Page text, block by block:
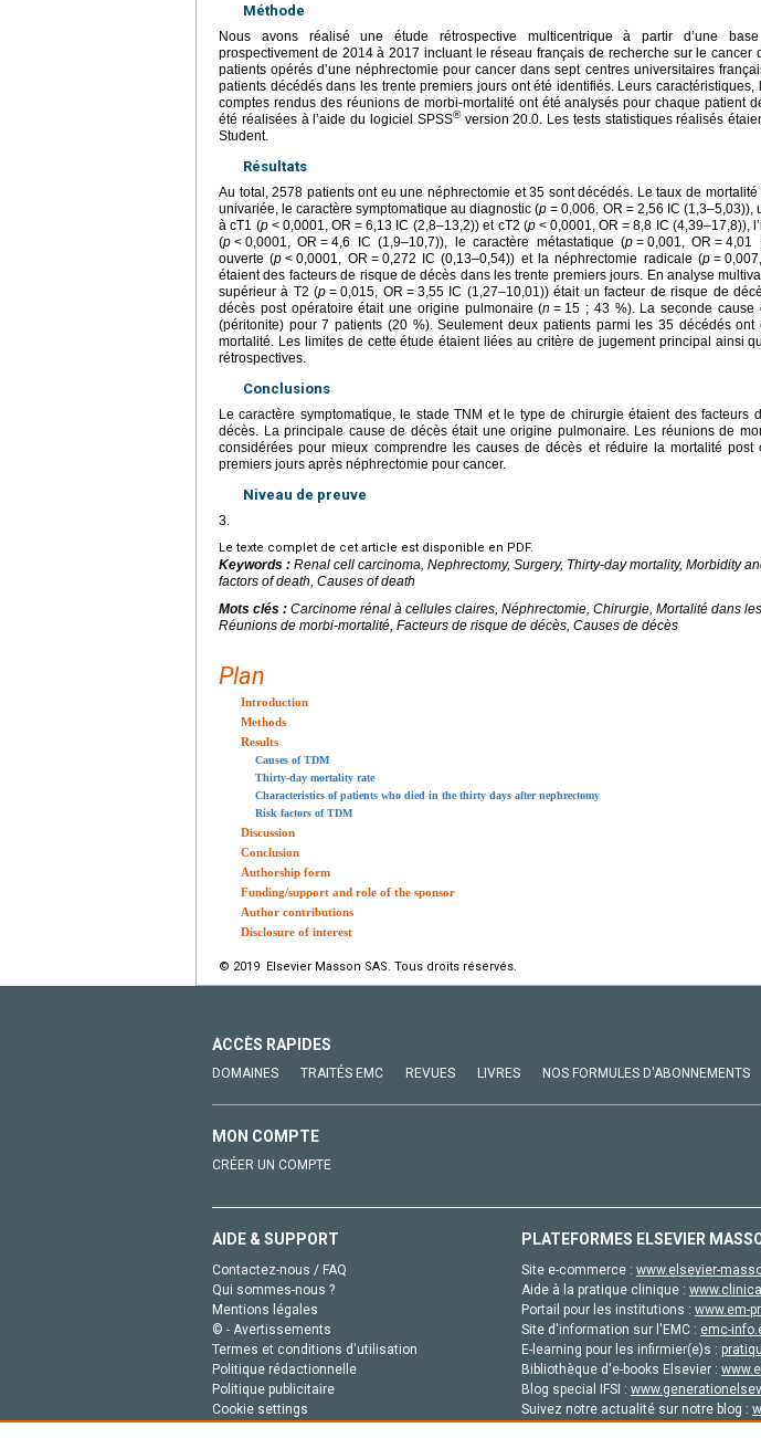
Méthode
Nous avons réalisé une étude rétrospective multicentrique à partir d’une
prospectivement de 2014 à 2017 incluant le réseau français de recherche sur le cancer
patients opérés d’une néphrectomie pour cancer dans sept centres universitaires
patients décédés dans les trente premiers jours ont été identifiés. Leurs
comptes rendus des réunions de morbi-mortalité ont été analysés pour chaque patient
été réalisées à l’aide du logiciel SPSS®version 20.0. Les tests statistiques réalisés
Student.
Résultats
Au total, 2578 patients ont eu une néphrectomie et 35 sont décédés. Le taux de
univariée, le caractère symptomatique au diagnostic (p = 0,006, OR = 2,56 IC (1,3–5,03)),
à cT1 (p < 0,0001, OR = 6,13 IC (2,8–13,2)) et cT2 (p < 0,0001, OR = 8,8 IC (4,39–17,8)),
(p < 0,0001, OR = 4,6 IC (1,9–10,7)), le caractère métastatique (p = 0,001, OR = 4,01
ouverte (p < 0,0001, OR = 0,272 IC (0,13–0,54)) et la néphrectomie radicale (p =
étaient des facteurs de risque de décès dans les trente premiers jours. En analyse
supérieur à T2 (p = 0,015, OR = 3,55 IC (1,27–10,01)) était un facteur de risque de
décès post opératoire était une origine pulmonaire (n = 15 ; 43 %). La seconde cause
(péritonite) pour 7 patients (20 %). Seulement deux patients parmi les 35 décédés
mortalité. Les limites de cette étude étaient liées au critère de jugement principal ainsi
rétrospectives.
Conclusions
Le caractère symptomatique, le stade TNM et le type de chirurgie étaient des facteurs
décès. La principale cause de décès était une origine pulmonaire. Les réunions de
considérées pour mieux comprendre les causes de décès et réduire la mortalité post
premiers jours après néphrectomie pour cancer.
Niveau de preuve
3.
Le texte complet de cet article est disponible en PDF.
Keywords : Renal cell carcinoma, Nephrectomy, Surgery, Thirty-day mortality, Morbidity
factors of death, Causes of death
Mots clés : Carcinome rénal à cellules claires, Néphrectomie, Chirurgie, Mortalité dans
Réunions de morbi-mortalité, Facteurs de risque de décès, Causes de décès
Plan
Introduction
Methods
Results
Causes of TDM
Thirty-day mortality rate
Characteristics of patients who died in the thirty days after nephrectomy
Risk factors of TDM
Discussion
Conclusion
Authorship form
Funding/support and role of the sponsor
Author contributions
Disclosure of interest
© 2019 Elsevier Masson SAS. Tous droits réservés.
ACCÈS RAPIDES
DOMAINES TRAITÉS EMC REVUES LIVRES NOS FORMULES D'ABONNEMENTS
MON COMPTE
CRÉER UN COMPTE
AIDE & SUPPORT
Contactez-nous / FAQ
Qui sommes-nous ?
Mentions légales
© - Avertissements
Termes et conditions d'utilisation
Politique rédactionnelle
Politique publicitaire
Cookie settings
PLATEFORMES ELSEVIER
Site e-commerce : www.elsevier-
Aide à la pratique clinique :
Portail pour les institutions : www.em-
Site d'information sur l'EMC : emc-
E-learning pour les infirmier(e)s :
Bibliothèque d'e-books Elsevier :
Blog special IFSI :
Suivez notre actualité sur notre blog :